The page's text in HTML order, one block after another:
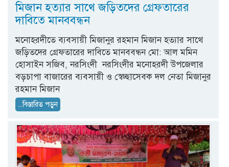
মিজান হত্যার সাথে জড়িতদের গ্রেফতারের
দাবিতে মানববন্ধন
মনোহরদীতে ব্যবসায়ী মিজানুর রহমান মিজান হত্যার সাথে
জড়িতদের গ্রেফতারের দাবিতে মানববন্ধন মো: আল মমিন
হোসাইন সজিব, নরসিংদী নরসিংদীর মনোহরদী উপজেলার
বড়চাপা বাজারের ব্যবসায়ী ও স্বেচ্ছাসেবক দল নেতা মিজানুর
রহমান মিজান
...বিস্তারিত পড়ুন